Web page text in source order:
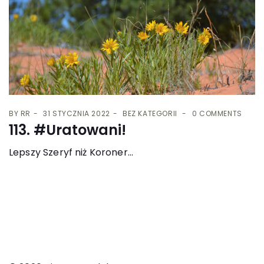
BY RR 31 STYCZNIA 2022 BEZ KATEGORII 0 COMMENTS
113. #Uratowani!
Lepszy Szeryf niż Koroner...